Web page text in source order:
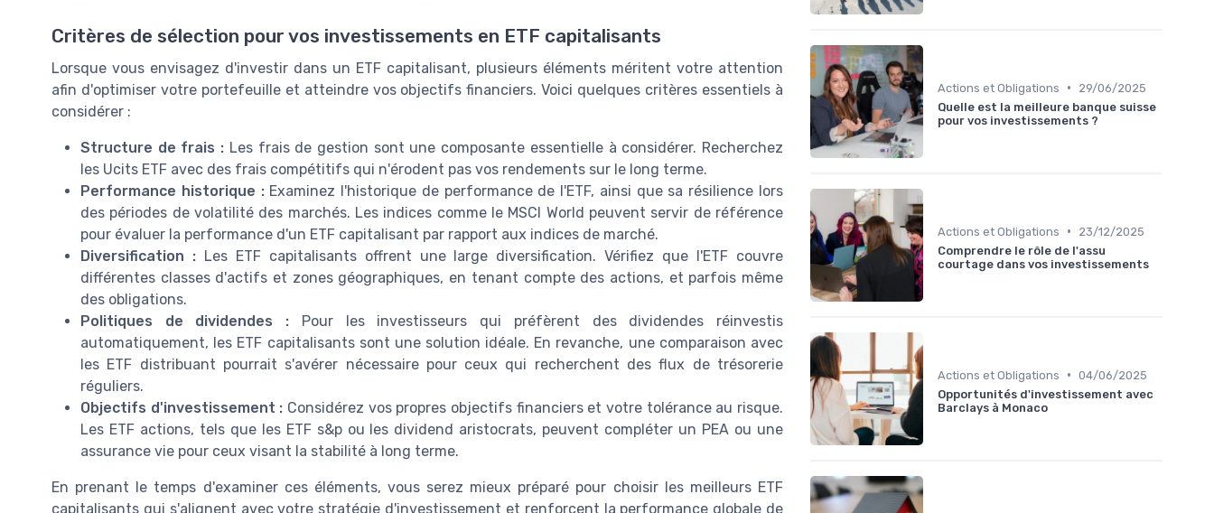
Critères de sélection pour vos investissements en ETF capitalisants
Lorsque vous envisagez d'investir dans un ETF capitalisant, plusieurs éléments méritent votre attention
afin d'optimiser votre portefeuille et atteindre vos objectifs financiers. Voici quelques critères essentiels à
considérer :
Structure de frais : Les frais de gestion sont une composante essentielle à considérer. Recherchez
les Ucits ETF avec des frais compétitifs qui n'érodent pas vos rendements sur le long terme.
Performance historique :Examinez l'historique de performance de l'ETF, ainsi que sa résilience lors
des périodes de volatilité des marchés. Les indices comme le MSCI World peuvent servir de référence
pour évaluer la performance d'un ETF capitalisant par rapport aux indices de marché.
Diversification :Les ETF capitalisants offrent une large diversification. Vérifiez que l'ETF couvre
différentes classes d'actifs et zones géographiques, en tenant compte des actions, et parfois même
des obligations.
Politiques de dividendes : Pour les investisseurs qui préfèrent des dividendes réinvestis
automatiquement, les ETF capitalisants sont une solution idéale. En revanche, une comparaison avec
les ETF distribuant pourrait s'avérer nécessaire pour ceux qui recherchent des flux de trésorerie
réguliers.
Objectifs d'investissement : Considérez vos propres objectifs financiers et votre tolérance au risque.
Les ETF actions, tels que les ETF s&p ou les dividend aristocrats, peuvent compléter un PEA ou une
assurance vie pour ceux visant la stabilité à long terme.
En prenant le temps d'examiner ces éléments, vous serez mieux préparé pour choisir les meilleurs ETF
capitalisants qui s'alignent avec votre stratégie d'investissement et renforcent la performance globale de
Actions et Obligations •
29/06/2025
Quelle est la meilleure banque suisse
pour vos investissements ?
Actions et Obligations •
23/12/2025
Comprendre le rôle de l'assu
courtage dans vos investissements
Actions et Obligations • 04/06/2025
Opportunités d'investissement avec
Barclays à Monaco